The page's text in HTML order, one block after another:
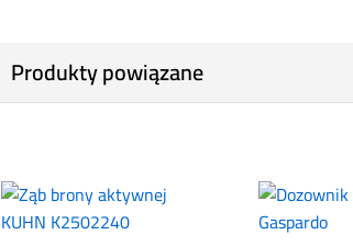
Produkty powiązane